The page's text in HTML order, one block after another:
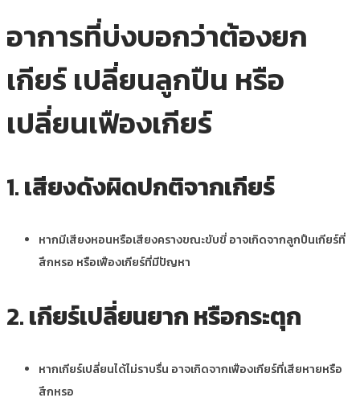
อาการที่บ่งบอกว่าต้องยก
เกียร์ เปลี่ยนลูกปืน หรือ
เปลี่ยนเฟืองเกียร์
1.เสียงดังผิดปกติจากเกียร์
หากมีเสียงหอนหรือเสียงครางขณะขับขี่ อาจเกิดจากลูกปืนเกียร์ที่
สึกหรอ หรือเฟืองเกียร์ที่มีปัญหา
2.เกียร์เปลี่ยนยาก หรือกระตุก
หากเกียร์เปลี่ยนได้ไม่ราบรื่น อาจเกิดจากเฟืองเกียร์ที่เสียหายหรือ
สึกหรอ